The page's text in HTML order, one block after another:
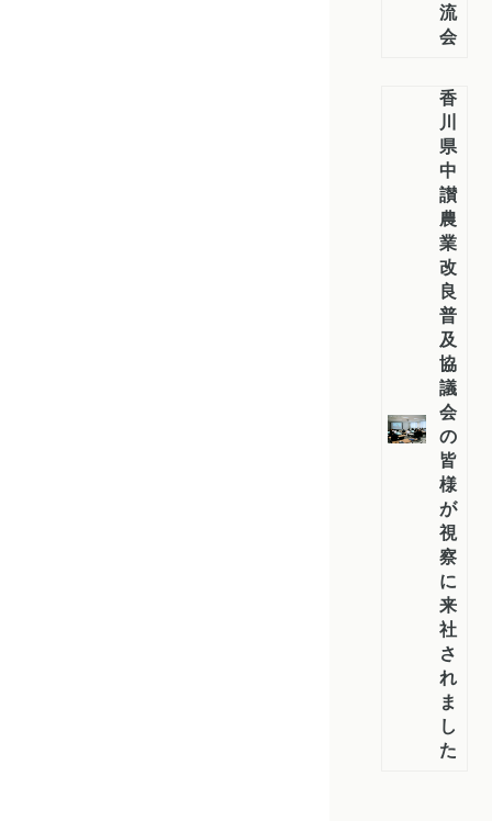
流
会
香
川
県
中
讃
農
業
改
良
普
及
協
議
会
の
皆
様
が
視
察
に
来
社
さ
れ
ま
し
た